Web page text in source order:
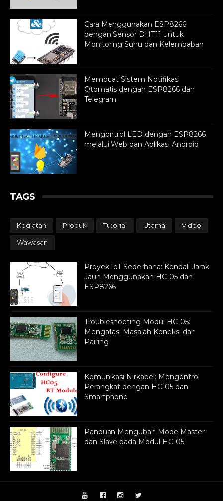
Cara Menggunakan ESP8266
dengan Sensor DHT11 untuk
Monitoring Suhu dan Kelembaban
Membuat Sistem Notifikasi
Otomatis dengan ESP8266 dan
Telegram
Mengontrol LED dengan ESP8266
melalui Web dan Aplikasi Android
TAGS
Kegiatan Produk Tutorial Utama Video
Wawasan
Proyek IoT Sederhana: Kendali Jarak
Jauh Menggunakan HC-05 dan
ESP8266
Troubleshooting Modul HC-05:
Mengatasi Masalah Koneksi dan
Pairing
Komunikasi Nirkabel: Mengontrol
Perangkat dengan HC-05 dan
Smartphone
Panduan Mengubah Mode Master
dan Slave pada Modul HC-05